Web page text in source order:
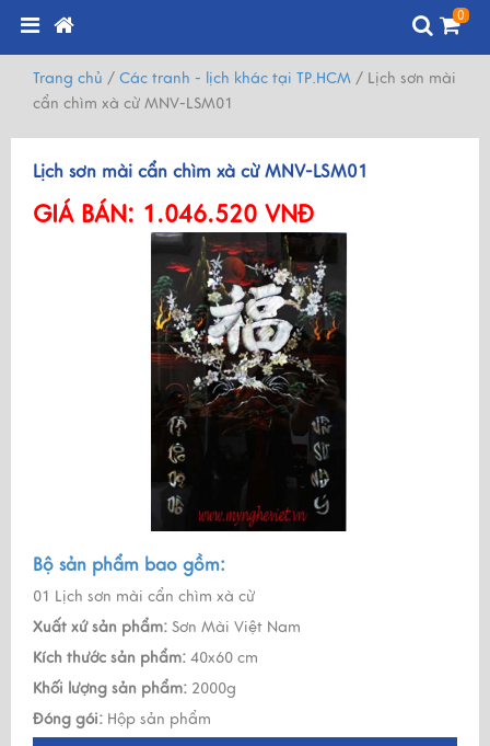
0
Trang chủ / Các tranh - lịch khác tại TP.HCM / Lịch sơn mài
cẩn chìm xà cừ MNV-LSM01
Lịch sơn mài cẩn chìm xà cừ MNV-LSM01
GIÁ BÁN: 1.046.520 VNĐ
Bộ sản phẩm bao gồm:
01 Lịch sơn mài cẩn chìm xà cừ
Xuất xứ sản phẩm: Sơn Mài Việt Nam
Kích thước sản phẩm: 40x60 cm
Khối lượng sản phẩm: 2000g
Đóng gói: Hộp sản phẩm